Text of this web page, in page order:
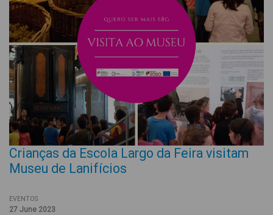
Crianças da Escola Largo da Feira visitam
Museu de Lanifícios
EVENTOS
27 June 2023